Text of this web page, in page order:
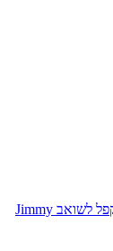
מוט מתקפל לשואב H9 Pro, צינור מתכתי מתקפל לשואב Jimmy